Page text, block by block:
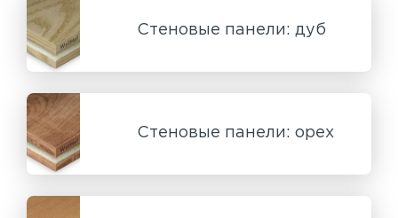
Стеновые панели: дуб
Стеновые панели: орех